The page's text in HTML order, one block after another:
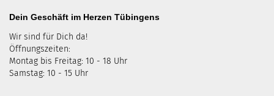
Dein Geschäft im Herzen Tübingens
Wir sind für Dich da!
Öffnungszeiten:
Montag bis Freitag: 10 - 18 Uhr
Samstag: 10 - 15 Uhr